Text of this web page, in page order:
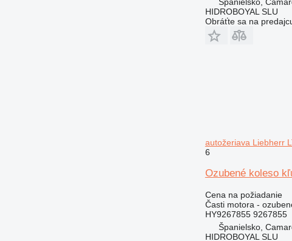
HIDROBOYAL SLU
Obráťte sa na
autožeriava Liebherr
6
Ozubené koleso
Cena na požiadanie
Časti motora -
HY9267855 9267855
Španielsko,
HIDROBOYAL SLU